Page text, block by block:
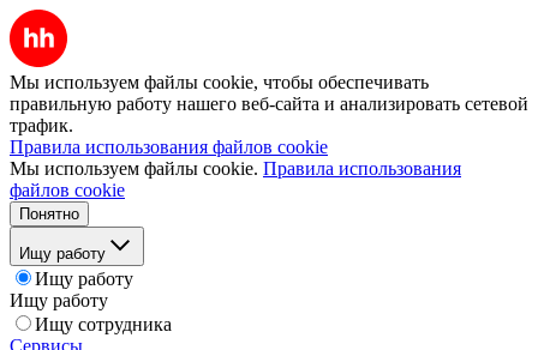
Мы используем файлы cookie, чтобы обеспечивать
правильную работу нашего веб-сайта и анализировать сетевой
трафик.
Правила использования файлов cookie
Мы используем файлы cookie. Правила использования
файлов cookie
Понятно
Ищу работу
Ищу работу
Ищу работу
Ищу сотрудника
Сервисы